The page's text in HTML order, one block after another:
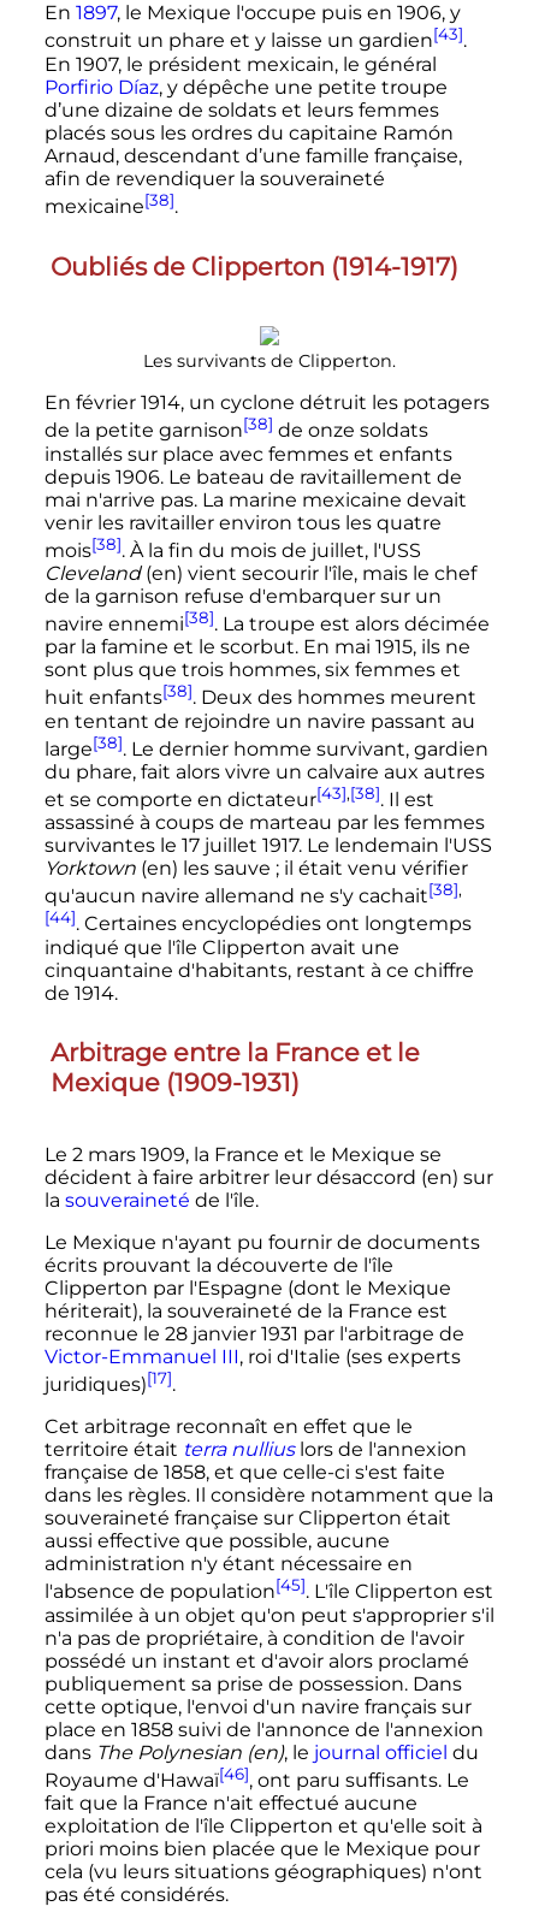
En 1897, le Mexique l'occupe puis en 1906, y
construit un phare et y laisse un gardien[43].
En 1907, le président mexicain, le général
Porfirio Díaz, y dépêche une petite troupe
d’une dizaine de soldats et leurs femmes
placés sous les ordres du capitaine Ramón
Arnaud, descendant d’une famille française,
afin de revendiquer la souveraineté
mexicaine[38].
Oubliés de Clipperton (1914-1917)
Les survivants de Clipperton.
En février 1914, un cyclone détruit les potagers
de la petite garnison[38] de onze soldats
installés sur place avec femmes et enfants
depuis 1906. Le bateau de ravitaillement de
mai n'arrive pas. La marine mexicaine devait
venir les ravitailler environ tous les quatre
mois[38]. À la fin du mois de juillet, l'USS
Cleveland (en) vient secourir l'île, mais le chef
de la garnison refuse d'embarquer sur un
navire ennemi[38]. La troupe est alors décimée
par la famine et le scorbut. En mai 1915, ils ne
sont plus que trois hommes, six femmes et
huit enfants[38]. Deux des hommes meurent
en tentant de rejoindre un navire passant au
large[38]. Le dernier homme survivant, gardien
du phare, fait alors vivre un calvaire aux autres
et se comporte en dictateur[43],[38]. Il est
assassiné à coups de marteau par les femmes
survivantes le 17 juillet 1917. Le lendemain l'USS
Yorktown (en) les sauve ; il était venu vérifier
qu'aucun navire allemand ne s'y cachait[38],
[44]. Certaines encyclopédies ont longtemps
indiqué que l'île Clipperton avait une
cinquantaine d'habitants, restant à ce chiffre
de 1914.
Arbitrage entre la France et le
Mexique (1909-1931)
Le 2 mars 1909, la France et le Mexique se
décident à faire arbitrer leur désaccord (en) sur
la souveraineté de l'île.
Le Mexique n'ayant pu fournir de documents
écrits prouvant la découverte de l'île
Clipperton par l'Espagne (dont le Mexique
hériterait), la souveraineté de la France est
reconnue le 28 janvier 1931 par l'arbitrage de
Victor-Emmanuel III, roi d'Italie (ses experts
juridiques)[17].
Cet arbitrage reconnaît en effet que le
territoire était terra nulliuslors de l'annexion
française de 1858, et que celle-ci s'est faite
dans les règles. Il considère notamment que la
souveraineté française sur Clipperton était
aussi effective que possible, aucune
administration n'y étant nécessaire en
l'absence de population[45]. L'île Clipperton est
assimilée à un objet qu'on peut s'approprier s'il
n'a pas de propriétaire, à condition de l'avoir
possédé un instant et d'avoir alors proclamé
publiquement sa prise de possession. Dans
cette optique, l'envoi d'un navire français sur
place en 1858 suivi de l'annonce de l'annexion
dans The Polynesian (en), le journal officiel du
Royaume d'Hawaï[46], ont paru suffisants. Le
fait que la France n'ait effectué aucune
exploitation de l'île Clipperton et qu'elle soit à
priori moins bien placée que le Mexique pour
cela (vu leurs situations géographiques) n'ont
pas été considérés.